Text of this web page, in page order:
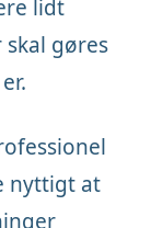
lidt
gøres
nyttigt at